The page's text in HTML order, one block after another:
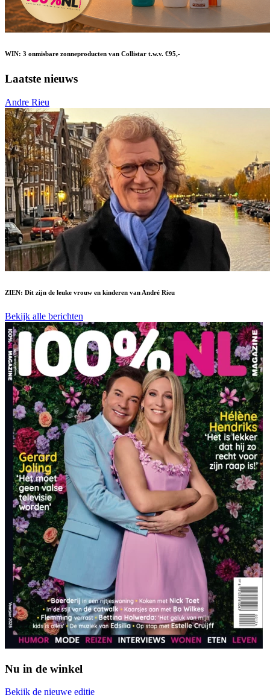
WIN: 3 onmisbare zonneproducten van Collistar t.w.v. €95,-
Laatste nieuws
Andre Rieu
ZIEN: Dit zijn de leuke vrouw en kinderen van André Rieu
Bekijk alle berichten
Nu in de winkel
Bekijk de nieuwe editie